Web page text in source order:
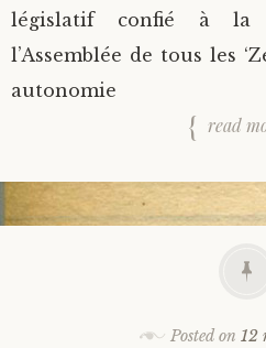
législatif confié à la
l’Assemblée de tous les
read
Posted on 12